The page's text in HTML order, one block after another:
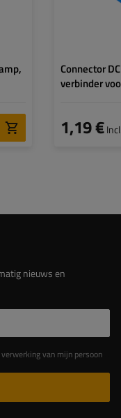
Connector
verbinder
1,19 €
nieuws en
met de Verordening van het Europees Parlement en de Raad (EU)